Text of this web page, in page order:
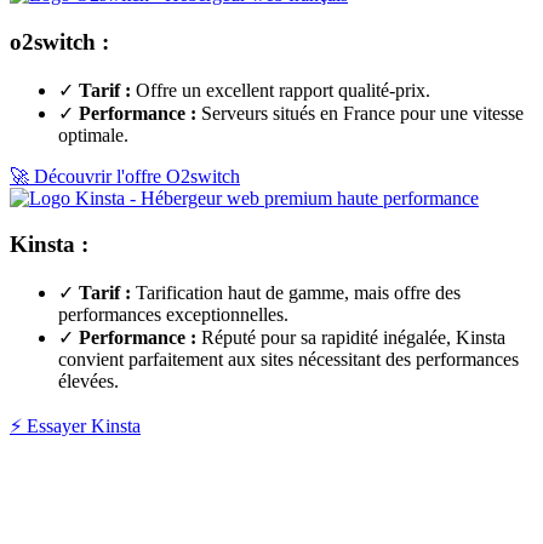
o2switch :
✓ Tarif : Offre un excellent rapport qualité-prix.
✓ Performance : Serveurs situés en France pour une vitesse
optimale.
🚀 Découvrir l'offre O2switch
Kinsta :
✓ Tarif : Tarification haut de gamme, mais offre des
performances exceptionnelles.
✓ Performance : Réputé pour sa rapidité inégalée, Kinsta
convient parfaitement aux sites nécessitant des performances
élevées.
⚡ Essayer Kinsta